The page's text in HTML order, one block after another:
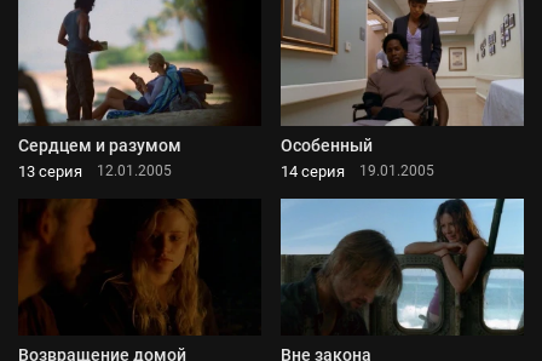
Сердцем и разумом
13 серия 12.01.2005
Особенный
14 серия 19.01.2005
Возвращение домой Вне закона